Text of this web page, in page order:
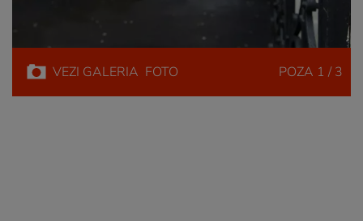
VEZI GALERIA FOTO POZA 1 / 3